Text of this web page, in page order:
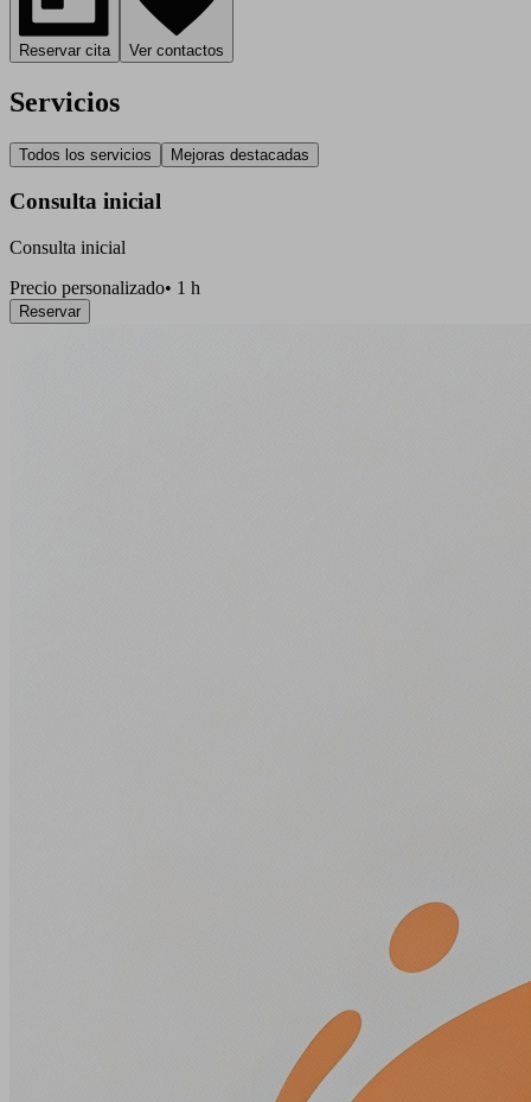
Reservar cita Ver contactos
Servicios
Todos los servicios Mejoras destacadas
Consulta inicial
Consulta inicial
Precio personalizado• 1 h
Reservar